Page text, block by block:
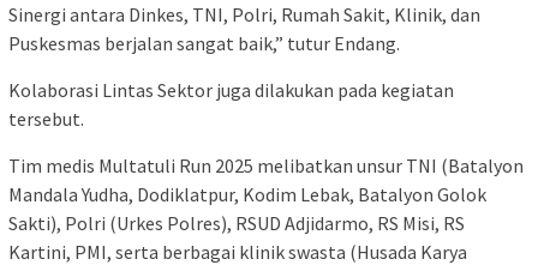
Sinergi antara Dinkes, TNI, Polri, Rumah Sakit, Klinik, dan
Puskesmas berjalan sangat baik,” tutur Endang.
​Kolaborasi Lintas Sektor juga dilakukan pada kegiatan
tersebut.
​Tim medis Multatuli Run 2025 melibatkan unsur TNI (Batalyon
Mandala Yudha, Dodiklatpur, Kodim Lebak, Batalyon Golok
Sakti), Polri (Urkes Polres), RSUD Adjidarmo, RS Misi, RS
Kartini, PMI, serta berbagai klinik swasta (Husada Karya